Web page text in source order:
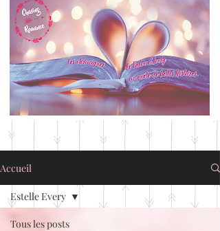
Accueil
Tous les posts
Estelle Every